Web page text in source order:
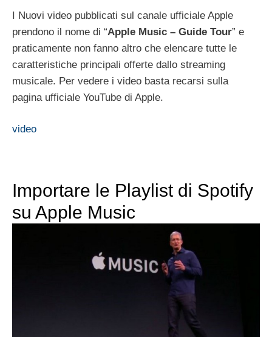
I Nuovi video pubblicati sul canale ufficiale Apple
prendono il nome di “Apple Music – Guide Tour” e
praticamente non fanno altro che elencare tutte le
caratteristiche principali offerte dallo streaming
musicale. Per vedere i video basta recarsi sulla
pagina ufficiale YouTube di Apple.
video
Importare le Playlist di Spotify
su Apple Music